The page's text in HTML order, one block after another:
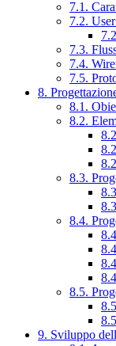
7.1.
7.2.
7.3.
7.4.
7.5.
8.
8.1.
8.2.
8.3.
8.4.
8.5.
9. Sviluppo